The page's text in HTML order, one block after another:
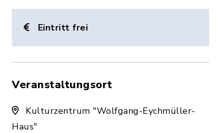
Eintritt frei
Veranstaltungsort
Kulturzentrum "Wolfgang-Eychmüller-
Haus"